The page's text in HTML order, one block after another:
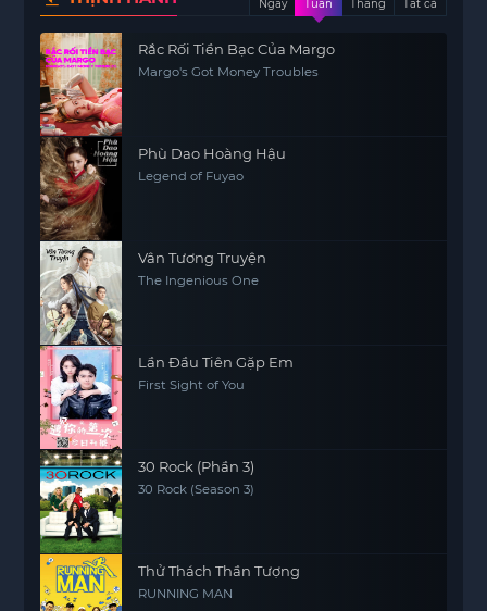
Ngày Tuần Tháng Tất cả
Rắc Rối Tiền Bạc Của Margo
Margo's Got Money Troubles
Phù Dao Hoàng Hậu
Legend of Fuyao
Vân Tương Truyện
The Ingenious One
Lần Đầu Tiên Gặp Em
First Sight of You
30 Rock (Phần 3)
30 Rock (Season 3)
Thử Thách Thần Tượng
RUNNING MAN